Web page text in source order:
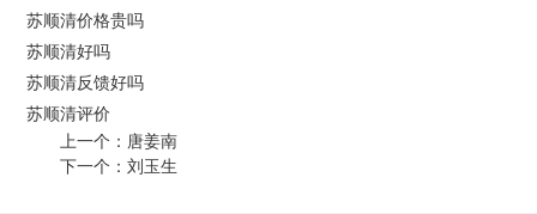
苏顺清价格贵吗
苏顺清好吗
苏顺清反馈好吗
苏顺清评价
上一个： 唐姜南
下一个：刘玉生